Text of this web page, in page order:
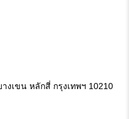
งเขน หลักสี่ กรุงเทพฯ 10210